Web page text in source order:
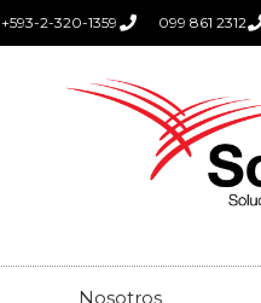
+593-2-320-1359 099 861 2312
Nosotros